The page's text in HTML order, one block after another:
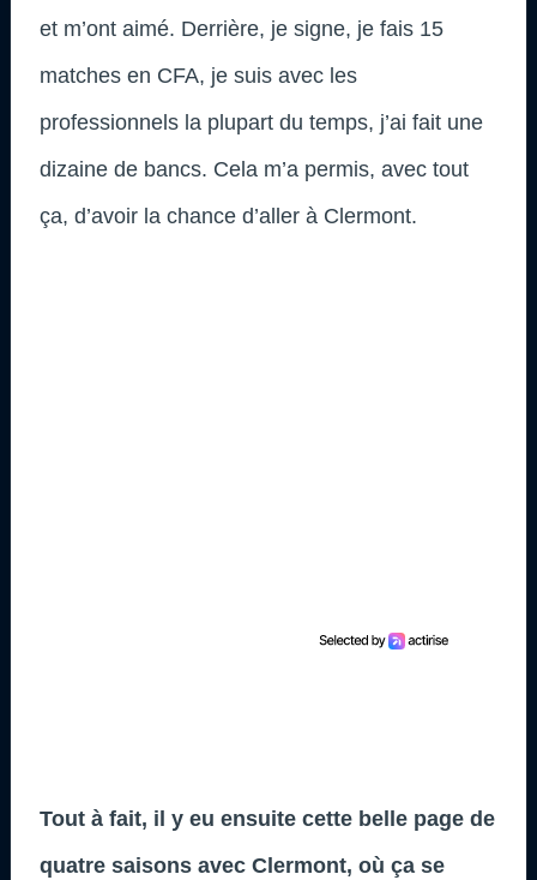
et m’ont aimé. Derrière, je signe, je fais 15
matches en CFA, je suis avec les
professionnels la plupart du temps, j’ai fait une
dizaine de bancs. Cela m’a permis, avec tout
ça, d’avoir la chance d’aller à Clermont.
Tout à fait, il y eu ensuite cette belle page de
quatre saisons avec Clermont, où ça se